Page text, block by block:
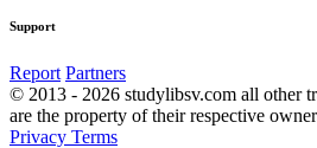
Support
Report Partners
© 2013 - 2026 studylibsv.com all other
are the property of their respective
Privacy Terms